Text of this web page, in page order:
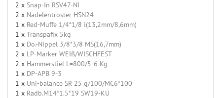
2 x Snap-In RSV47-NI
2 x Nadelentroster HSN24
1 x Red-Muffe 1/4*1/8 i(13,2mm/8,6mm)
1 x Transpafix 5kg
1 x Do.-Nippel 3/8*3/8 MS(16,7mm)
2 x LP-Marker WEIß/WISCHFEST
2 x Hammerstiel L=800/5-6 Kg
1 x DP-APB 9-3
1 x Uni-balance SR 25 g/100/MC6*100
1 x Radb.M14*1.5*19 SW19-KU